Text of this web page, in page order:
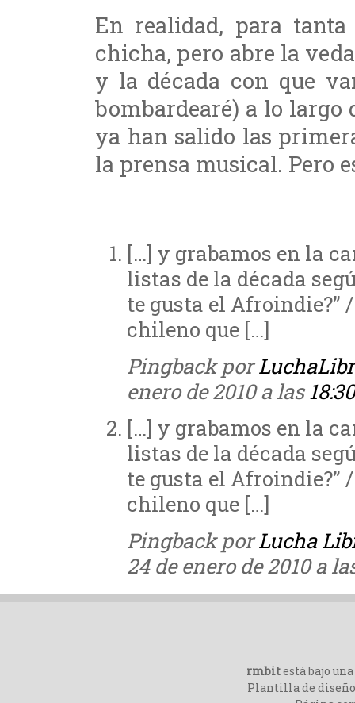
En realidad, para
chicha, pero abre la
y la década con que
bombardearé) a lo largo
ya han salido las
la prensa musical. Pero
[…] y grabamos en la
listas de la década
te gusta el Afroindie?”
chileno que […]
Pingback por
enero de 2010 a las18:30
[…] y grabamos en la
listas de la década
te gusta el Afroindie?”
chileno que […]
Pingback porLucha
24 de enero de 2010 a
rmbitestá bajo una
Plantilla de